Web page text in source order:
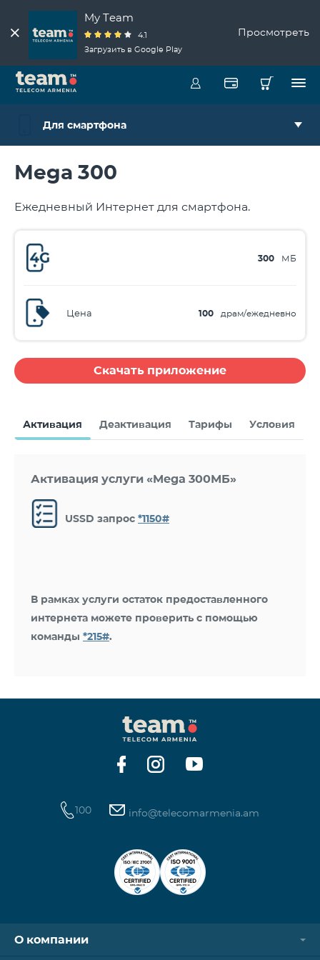
My Team
4.1
Загрузить в Google Play
Просмотреть
Для смартфона
Mega 300
Ежедневный Интернет для смартфона.
300 МБ
Цена 100 драм/ежедневно
Скачать приложение
Активация Деактивация Тарифы Условия
Активация услуги «Mega 300МБ»
USSD запрос *1150#
В рамках услуги остаток предоставленного
интернета можете проверить с помощью
команды *215#.
100 info@telecomarmenia.am
О компании